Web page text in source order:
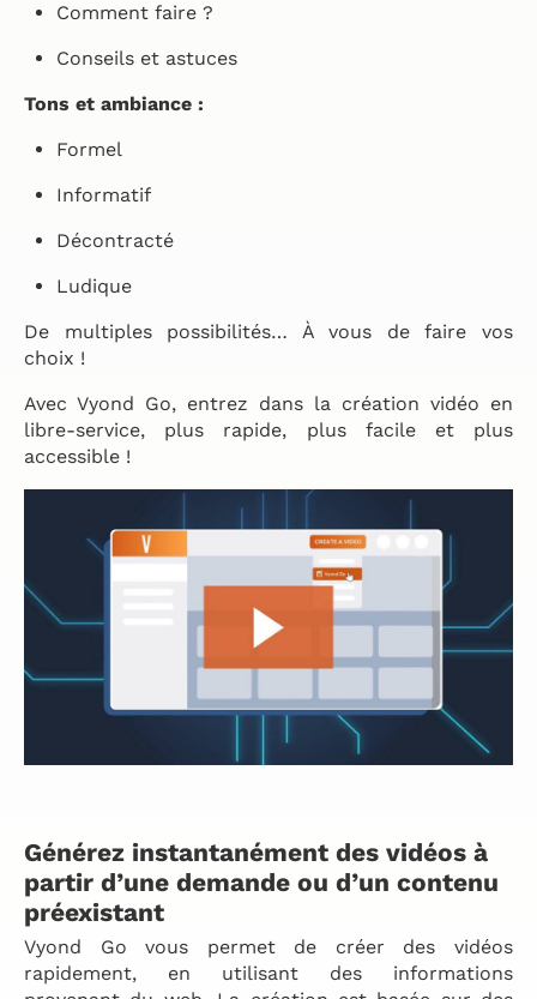
Comment faire ?
Conseils et astuces
Tons et ambiance :
Formel
Informatif
Décontracté
Ludique
De multiples possibilités… À vous de faire vos
choix !
Avec Vyond Go, entrez dans la création vidéo en
libre-service, plus rapide, plus facile et plus
accessible !
Générez instantanément des vidéos à
partir d’une demande ou d’un contenu
préexistant
Vyond Go vous permet de créer des vidéos
rapidement, en utilisant des informations